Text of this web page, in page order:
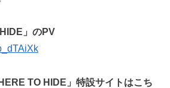
」のPV
TO HIDE」特設サイトはこち